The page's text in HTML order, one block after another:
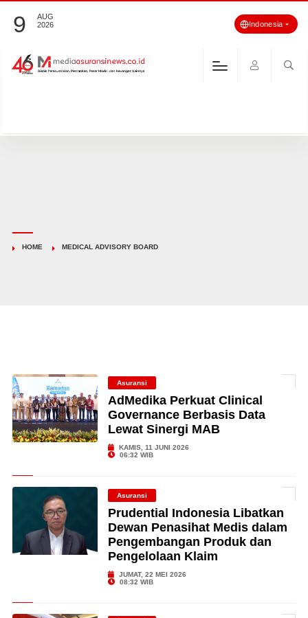
9
AUG
2026
Indonesia
HOME MEDICAL ADVISORY BOARD
Asuransi
AdMedika Perkuat Clinical
Governance Berbasis Data
Lewat Sinergi MAB
KAMIS, 11 JUNI 2026
06:32 WIB
Asuransi
Prudential Indonesia Libatkan
Dewan Penasihat Medis dalam
Pengembangan Produk dan
Pengelolaan Klaim
JUMAT, 22 MEI 2026
08:32 WIB